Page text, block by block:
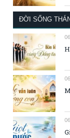
ĐỜI SỐNG